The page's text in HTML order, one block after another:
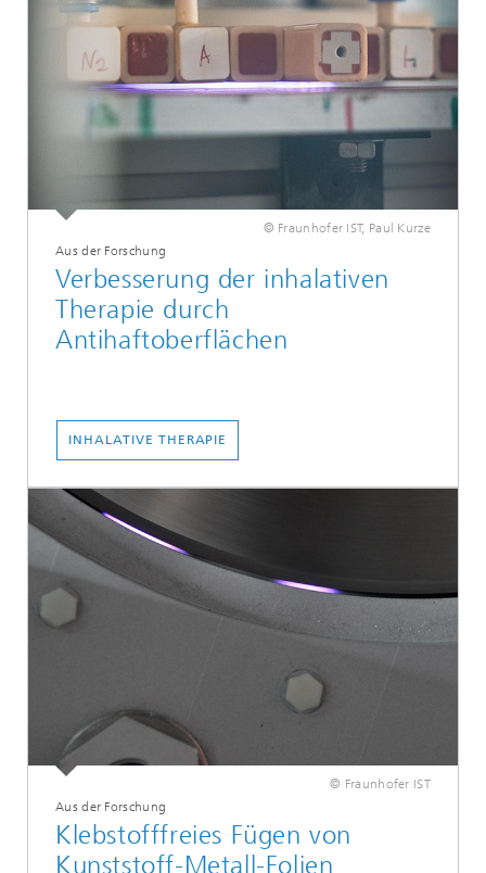
© Fraunhofer IST, Paul Kurze
Aus der Forschung
Verbesserung der inhalativen
Therapie durch
Antihaftoberflächen
INHALATIVE THERAPIE
© Fraunhofer IST
Aus der Forschung
Klebstofffreies Fügen von
Kunststoff-Metall-Folien